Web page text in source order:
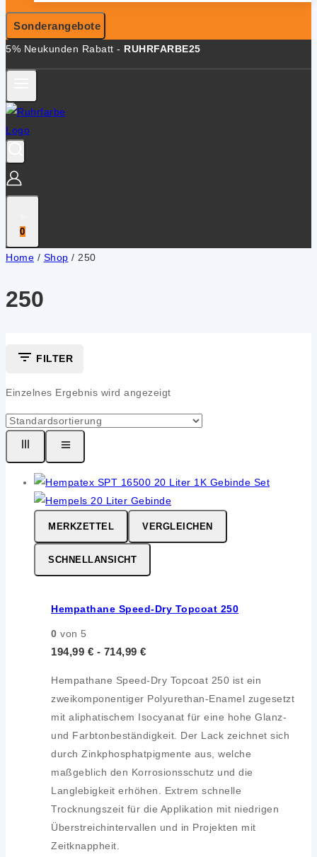
Sonderangebote
5% Neukunden Rabatt - RUHRFARBE25
0
Home / Shop / 250
250
FILTER
Einzelnes Ergebnis wird angezeigt
MERKZETTEL VERGLEICHEN
SCHNELLANSICHT
Hempathane Speed-Dry Topcoat 250
0 von 5
194,99 € - 714,99 €
Hempathane Speed-Dry Topcoat 250 ist ein
zweikomponentiger Polyurethan-Enamel zugesetzt
mit aliphatischem Isocyanat für eine hohe Glanz-
und Farbtonbeständigkeit. Der Lack zeichnet sich
durch Zinkphosphatpigmente aus, welche
maßgeblich den Korrosionsschutz und die
Langlebigkeit erhöhen. Extrem schnelle
Trocknungszeit für die Applikation mit niedrigen
Überstreichintervallen und in Projekten mit
Zeitknappheit.